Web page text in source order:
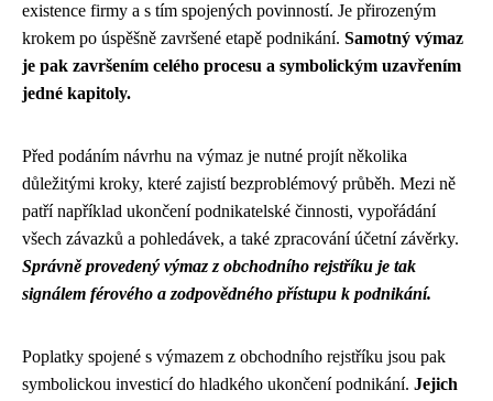
existence firmy a s tím spojených povinností. Je přirozeným
krokem po úspěšně završené etapě podnikání. Samotný výmaz
je pak završením celého procesu a symbolickým uzavřením
jedné kapitoly.
Před podáním návrhu na výmaz je nutné projít několika
důležitými kroky, které zajistí bezproblémový průběh. Mezi ně
patří například ukončení podnikatelské činnosti, vypořádání
všech závazků a pohledávek, a také zpracování účetní závěrky.
Správně provedený výmaz z obchodního rejstříku je tak
signálem férového a zodpovědného přístupu k podnikání.
Poplatky spojené s výmazem z obchodního rejstříku jsou pak
symbolickou investicí do hladkého ukončení podnikání. Jejich